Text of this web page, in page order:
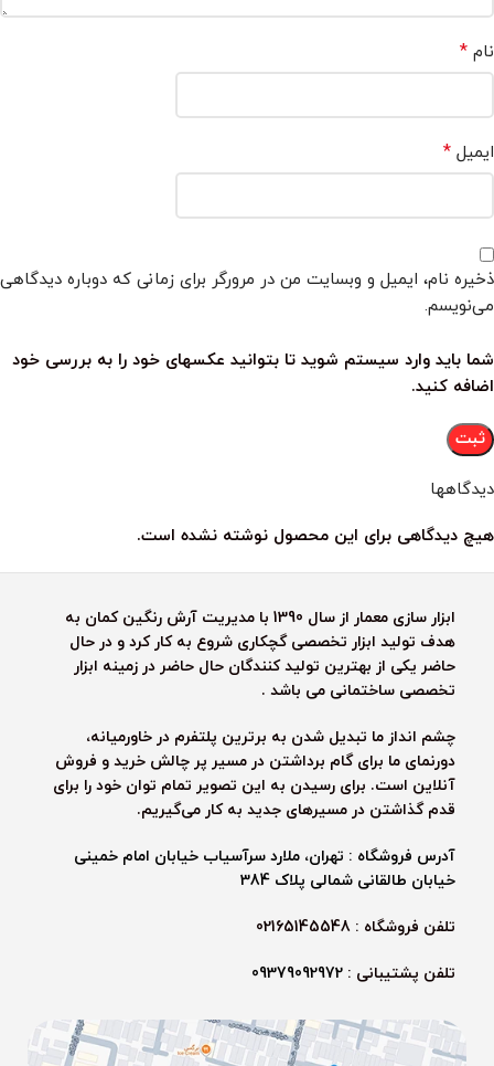
دیدگاهها
هیچ دیدگاهی برای این محصول نوشته نشده است.
نام *
ایمیل *
ذخیره نام، ایمیل و وبسایت من در مرورگر برای زمانی که دوباره دیدگاهی
می‌نویسم.
شما باید وارد سیستم شوید تا بتوانید عکسهای خود را به بررسی خود
اضافه کنید.
ابزار سازی معمار از سال 1390 با مدیریت آرش رنگین کمان به
هدف تولید ابزار تخصصی گچکاری شروع به کار کرد و در حال
حاضر یکی از بهترین تولید کنندگان حال حاضر در زمینه ابزار
تخصصی ساختمانی می باشد .
چشم انداز ما تبدیل شدن به برترین پلتفرم در خاورمیانه،
دورنمای ما برای گام برداشتن در مسیر پر چالش خرید و فروش
آنلاین است. برای رسیدن به این تصویر تمام توان خود را برای
قدم گذاشتن در مسیرهای جدید به کار می‌گیریم.
آدرس فروشگاه : تهران، ملارد سرآسیاب خیابان امام خمینی
خیابان طالقانی شمالی پلاک 384
تلفن فروشگاه : 02165145548
تلفن پشتیبانی : 09379092972